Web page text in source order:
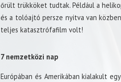
őrült trükköket tudtak. Például a
és a tolóajtó persze nyitva van
teljes katasztrófafilm volt!
7 nemzetközi nap
Európában és Amerikában kialakult